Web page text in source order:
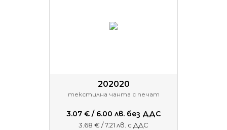
202020
текстилна чанта с печат
3.07 € / 6.00 лв. без ДДС
3.68 € / 7.21 лв. с ДДС